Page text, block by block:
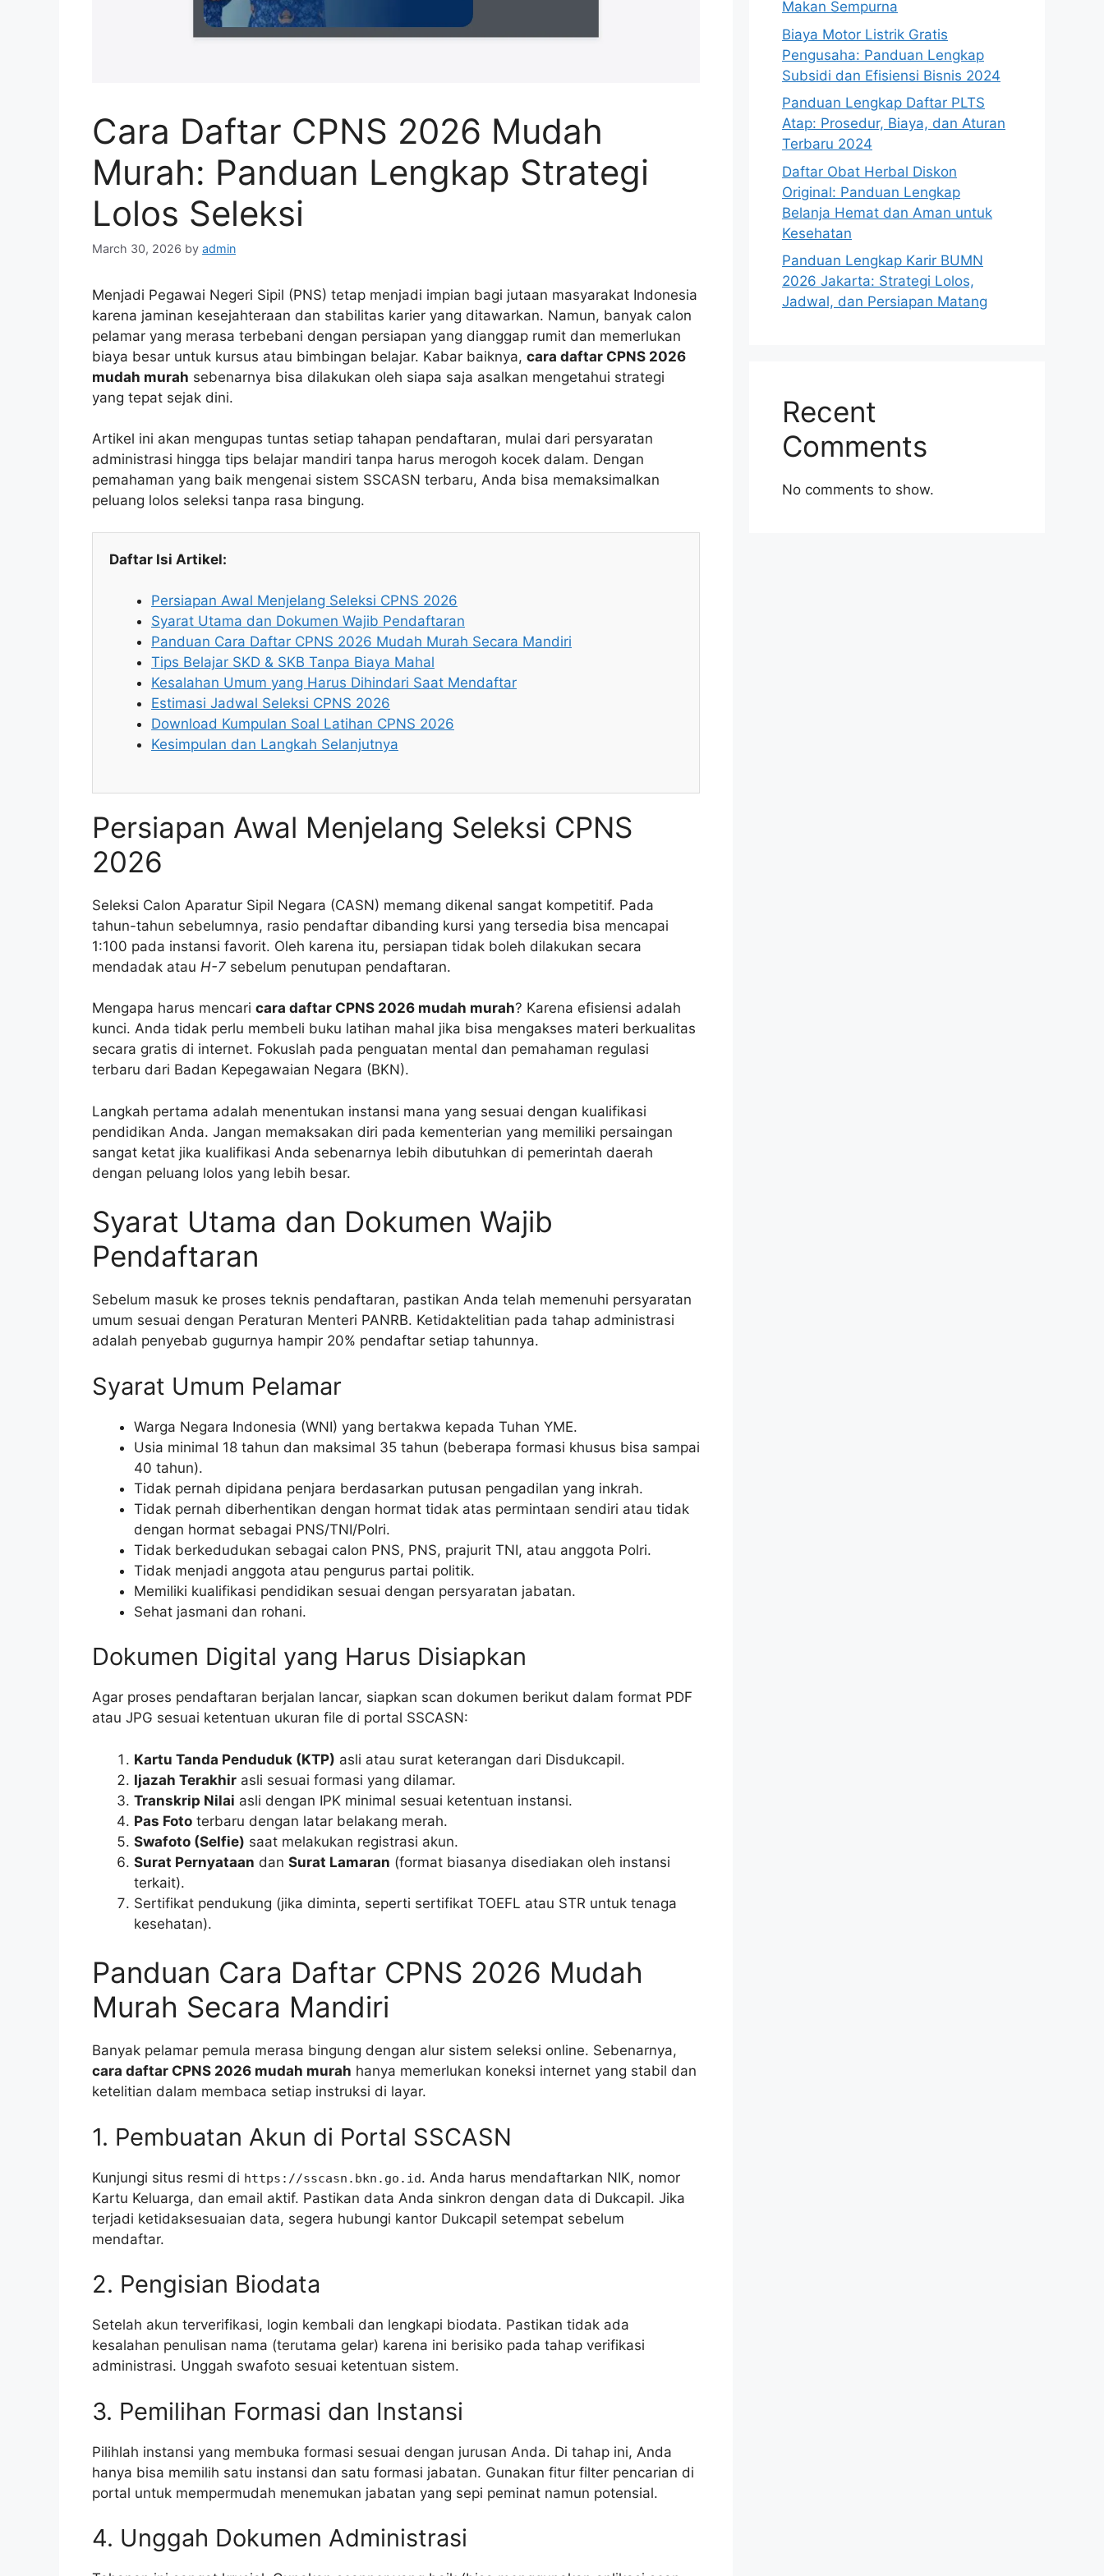
Cara Daftar CPNS 2026 Mudah
Murah: Panduan Lengkap Strategi
Lolos Seleksi
March 30, 2026 by admin
Menjadi Pegawai Negeri Sipil (PNS) tetap menjadi impian bagi jutaan masyarakat Indonesia
karena jaminan kesejahteraan dan stabilitas karier yang ditawarkan. Namun, banyak calon
pelamar yang merasa terbebani dengan persiapan yang dianggap rumit dan memerlukan
biaya besar untuk kursus atau bimbingan belajar. Kabar baiknya, cara daftar CPNS 2026
mudah murah sebenarnya bisa dilakukan oleh siapa saja asalkan mengetahui strategi
yang tepat sejak dini.
Artikel ini akan mengupas tuntas setiap tahapan pendaftaran, mulai dari persyaratan
administrasi hingga tips belajar mandiri tanpa harus merogoh kocek dalam. Dengan
pemahaman yang baik mengenai sistem SSCASN terbaru, Anda bisa memaksimalkan
peluang lolos seleksi tanpa rasa bingung.
Daftar Isi Artikel:
Persiapan Awal Menjelang Seleksi CPNS 2026
Syarat Utama dan Dokumen Wajib Pendaftaran
Panduan Cara Daftar CPNS 2026 Mudah Murah Secara Mandiri
Tips Belajar SKD & SKB Tanpa Biaya Mahal
Kesalahan Umum yang Harus Dihindari Saat Mendaftar
Estimasi Jadwal Seleksi CPNS 2026
Download Kumpulan Soal Latihan CPNS 2026
Kesimpulan dan Langkah Selanjutnya
Persiapan Awal Menjelang Seleksi CPNS
2026
Seleksi Calon Aparatur Sipil Negara (CASN) memang dikenal sangat kompetitif. Pada
tahun-tahun sebelumnya, rasio pendaftar dibanding kursi yang tersedia bisa mencapai
1:100 pada instansi favorit. Oleh karena itu, persiapan tidak boleh dilakukan secara
mendadak atau H-7 sebelum penutupan pendaftaran.
Mengapa harus mencari cara daftar CPNS 2026 mudah murah? Karena efisiensi adalah
kunci. Anda tidak perlu membeli buku latihan mahal jika bisa mengakses materi berkualitas
secara gratis di internet. Fokuslah pada penguatan mental dan pemahaman regulasi
terbaru dari Badan Kepegawaian Negara (BKN).
Langkah pertama adalah menentukan instansi mana yang sesuai dengan kualifikasi
pendidikan Anda. Jangan memaksakan diri pada kementerian yang memiliki persaingan
sangat ketat jika kualifikasi Anda sebenarnya lebih dibutuhkan di pemerintah daerah
dengan peluang lolos yang lebih besar.
Syarat Utama dan Dokumen Wajib
Pendaftaran
Sebelum masuk ke proses teknis pendaftaran, pastikan Anda telah memenuhi persyaratan
umum sesuai dengan Peraturan Menteri PANRB. Ketidaktelitian pada tahap administrasi
adalah penyebab gugurnya hampir 20% pendaftar setiap tahunnya.
Syarat Umum Pelamar
Warga Negara Indonesia (WNI) yang bertakwa kepada Tuhan YME.
Usia minimal 18 tahun dan maksimal 35 tahun (beberapa formasi khusus bisa sampai
40 tahun).
Tidak pernah dipidana penjara berdasarkan putusan pengadilan yang inkrah.
Tidak pernah diberhentikan dengan hormat tidak atas permintaan sendiri atau tidak
dengan hormat sebagai PNS/TNI/Polri.
Tidak berkedudukan sebagai calon PNS, PNS, prajurit TNI, atau anggota Polri.
Tidak menjadi anggota atau pengurus partai politik.
Memiliki kualifikasi pendidikan sesuai dengan persyaratan jabatan.
Sehat jasmani dan rohani.
Dokumen Digital yang Harus Disiapkan
Agar proses pendaftaran berjalan lancar, siapkan scan dokumen berikut dalam format PDF
atau JPG sesuai ketentuan ukuran file di portal SSCASN:
Kartu Tanda Penduduk (KTP) asli atau surat keterangan dari Disdukcapil.
Ijazah Terakhir asli sesuai formasi yang dilamar.
Transkrip Nilai asli dengan IPK minimal sesuai ketentuan instansi.
Pas Foto terbaru dengan latar belakang merah.
Swafoto (Selfie) saat melakukan registrasi akun.
Surat Pernyataan dan Surat Lamaran (format biasanya disediakan oleh instansi
terkait).
Sertifikat pendukung (jika diminta, seperti sertifikat TOEFL atau STR untuk tenaga
kesehatan).
Panduan Cara Daftar CPNS 2026 Mudah
Murah Secara Mandiri
Banyak pelamar pemula merasa bingung dengan alur sistem seleksi online. Sebenarnya,
cara daftar CPNS 2026 mudah murah hanya memerlukan koneksi internet yang stabil dan
ketelitian dalam membaca setiap instruksi di layar.
1. Pembuatan Akun di Portal SSCASN
Kunjungi situs resmi di https://sscasn.bkn.go.id. Anda harus mendaftarkan NIK, nomor
Kartu Keluarga, dan email aktif. Pastikan data Anda sinkron dengan data di Dukcapil. Jika
terjadi ketidaksesuaian data, segera hubungi kantor Dukcapil setempat sebelum
mendaftar.
2. Pengisian Biodata
Setelah akun terverifikasi, login kembali dan lengkapi biodata. Pastikan tidak ada
kesalahan penulisan nama (terutama gelar) karena ini berisiko pada tahap verifikasi
administrasi. Unggah swafoto sesuai ketentuan sistem.
3. Pemilihan Formasi dan Instansi
Pilihlah instansi yang membuka formasi sesuai dengan jurusan Anda. Di tahap ini, Anda
hanya bisa memilih satu instansi dan satu formasi jabatan. Gunakan fitur filter pencarian di
portal untuk mempermudah menemukan jabatan yang sepi peminat namun potensial.
4. Unggah Dokumen Administrasi
Makan Sempurna
Biaya Motor Listrik Gratis
Pengusaha: Panduan Lengkap
Subsidi dan Efisiensi Bisnis 2024
Panduan Lengkap Daftar PLTS
Atap: Prosedur, Biaya, dan Aturan
Terbaru 2024
Daftar Obat Herbal Diskon
Original: Panduan Lengkap
Belanja Hemat dan Aman untuk
Kesehatan
Panduan Lengkap Karir BUMN
2026 Jakarta: Strategi Lolos,
Jadwal, dan Persiapan Matang
Recent
Comments
No comments to show.